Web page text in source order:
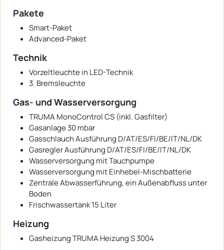
Pakete
Smart-Paket
Advanced-Paket
Technik
Vorzeltleuchte in LED-Technik
3. Bremsleuchte
Gas- und Wasserversorgung
TRUMA MonoControl CS (inkl. Gasfilter)
Gasanlage 30 mbar
Gasschlauch Ausführung D/AT/ES/FI/BE/IT/NL/DK
Gasregler Ausführung D/AT/ES/FI/BE/IT/NL/DK
Wasserversorgung mit Tauchpumpe
Wasserversorgung mit Einhebel-Mischbatterie
Zentrale Abwasserführung, ein Außenabfluss unter
Boden
Frischwassertank 15 Liter
Heizung
Gasheizung TRUMA Heizung S 3004